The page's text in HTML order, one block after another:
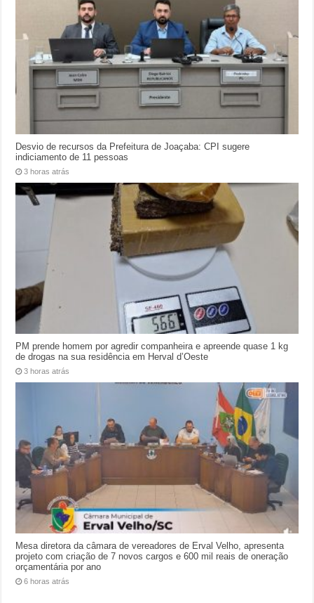
Desvio de recursos da Prefeitura de Joaçaba: CPI sugere
indiciamento de 11 pessoas
3 horas atrás
PM prende homem por agredir companheira e apreende quase 1 kg
de drogas na sua residência em Herval d’Oeste
3 horas atrás
Mesa diretora da câmara de vereadores de Erval Velho, apresenta
projeto com criação de 7 novos cargos e 600 mil reais de oneração
orçamentária por ano
6 horas atrás